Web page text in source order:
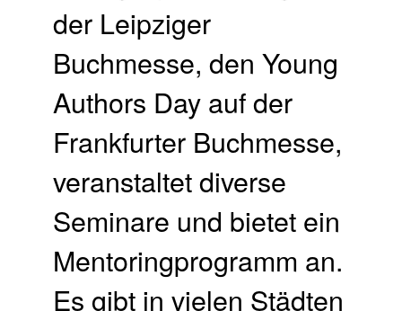
der Leipziger
Buchmesse, den Young
Authors Day auf der
Frankfurter Buchmesse,
veranstaltet diverse
Seminare und bietet ein
Mentoringprogramm an.
Es gibt in vielen Städten